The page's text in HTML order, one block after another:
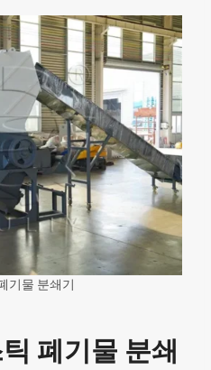
기물 분쇄기
폐기물 분쇄